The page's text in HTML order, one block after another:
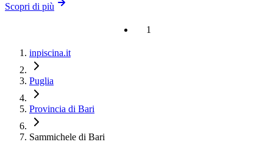
Scopri di più
1
inpiscina.it
Puglia
Provincia di Bari
Sammichele di Bari